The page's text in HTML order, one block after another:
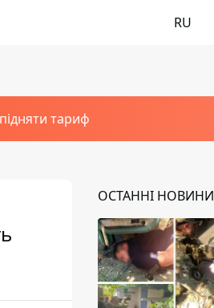
RU
тариф
ОСТАННІ НОВИНИ